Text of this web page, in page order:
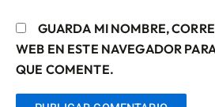
GUARDA MI NOMBRE,
WEB EN ESTE NAVEGADOR
QUE COMENTE.